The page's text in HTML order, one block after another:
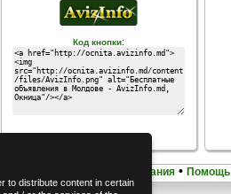
Код кнопки:
Условия использования • Помощь
to distribute content in certain